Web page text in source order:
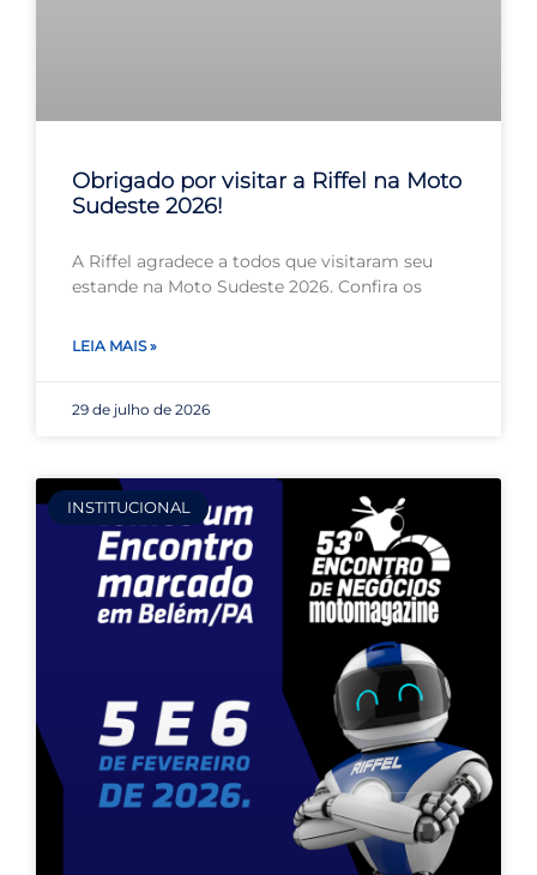
Obrigado por visitar a Riffel na Moto
Sudeste 2026!
A Riffel agradece a todos que visitaram seu
estande na Moto Sudeste 2026. Confira os
LEIA MAIS »
29 de julho de 2026
INSTITUCIONAL